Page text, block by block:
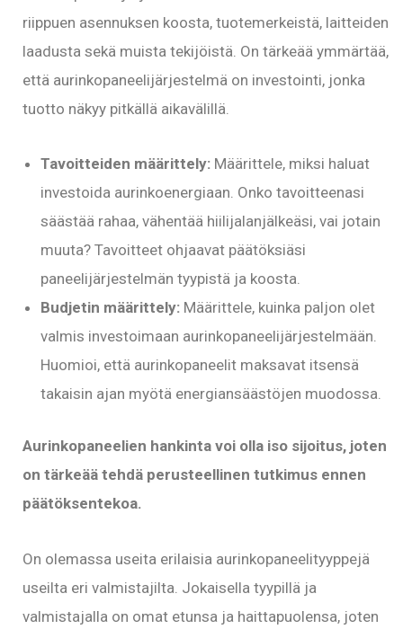
riippuen asennuksen koosta, tuotemerkeistä, laitteiden
laadusta sekä muista tekijöistä. On tärkeää ymmärtää,
että aurinkopaneelijärjestelmä on investointi, jonka
tuotto näkyy pitkällä aikavälillä.
Tavoitteiden määrittely: Määrittele, miksi haluat
investoida aurinkoenergiaan. Onko tavoitteenasi
säästää rahaa, vähentää hiilijalanjälkeäsi, vai jotain
muuta? Tavoitteet ohjaavat päätöksiäsi
paneelijärjestelmän tyypistä ja koosta.
Budjetin määrittely: Määrittele, kuinka paljon olet
valmis investoimaan aurinkopaneelijärjestelmään.
Huomioi, että aurinkopaneelit maksavat itsensä
takaisin ajan myötä energiansäästöjen muodossa.
Aurinkopaneelien hankinta voi olla iso sijoitus, joten
on tärkeää tehdä perusteellinen tutkimus ennen
päätöksentekoa.
On olemassa useita erilaisia aurinkopaneelityyppejä
useilta eri valmistajilta. Jokaisella tyypillä ja
valmistajalla on omat etunsa ja haittapuolensa, joten